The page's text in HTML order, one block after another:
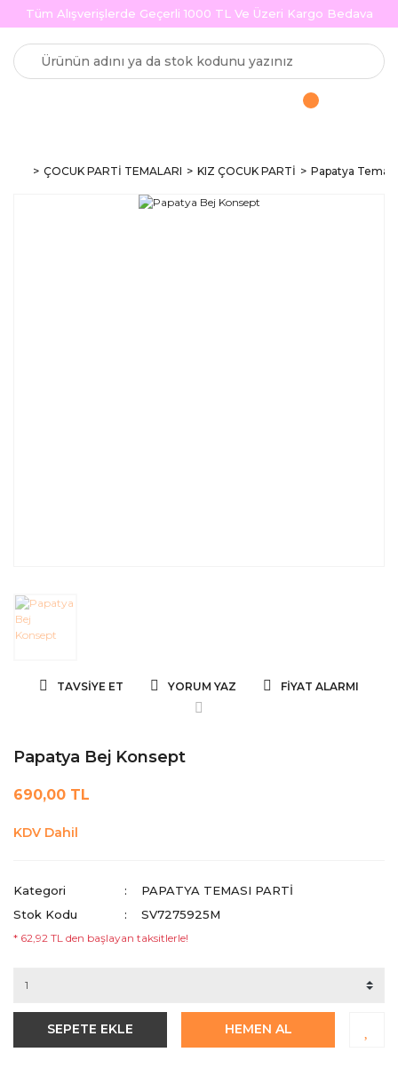
Tüm Alışverişlerde Geçerli 1000 TL Ve Üzeri Kargo Bedava
ÇOCUK PARTİ TEMALARI KIZ ÇOCUK PARTİ Papatya
TAVSIYE ET YORUM YAZ FIYAT ALARMI
Papatya Bej Konsept
690,00 TL
KDV Dahil
Kategori
PAPATYA TEMASI PARTI
Stok Kodu
SV7275925M
* 62,92 TL den başlayan taksitlerle!
SEPETE EKLE HEMEN AL